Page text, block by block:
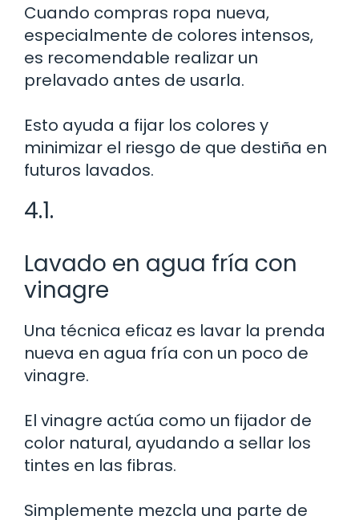
Cuando compras ropa nueva,
especialmente de colores intensos,
es recomendable realizar un
prelavado antes de usarla.
Esto ayuda a fijar los colores y
minimizar el riesgo de que destiña en
futuros lavados.
4.1.
Lavado en agua fría con
vinagre
Una técnica eficaz es lavar la prenda
nueva en agua fría con un poco de
vinagre.
El vinagre actúa como un fijador de
color natural, ayudando a sellar los
tintes en las fibras.
Simplemente mezcla una parte de